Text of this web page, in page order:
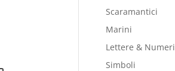
Scaramantici
Marini
Lettere & Numeri
Simboli